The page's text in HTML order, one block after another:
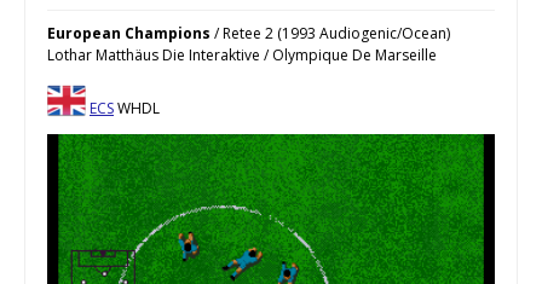
European Champions / Retee 2 (1993 Audiogenic/Ocean)
Lothar Matthäus Die Interaktive / Olympique De Marseille
ECSWHDL